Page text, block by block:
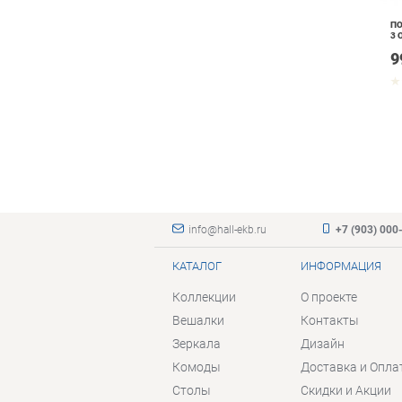
3
info@hall-ekb.ru +7 (903)
КАТАЛОГ
Коллекции
Вешалки
Зеркала
Комоды
Столы
ИНФОРМАЦИЯ
О проекте
Контакты
Дизайн
Доставка и
Скидки и Акции